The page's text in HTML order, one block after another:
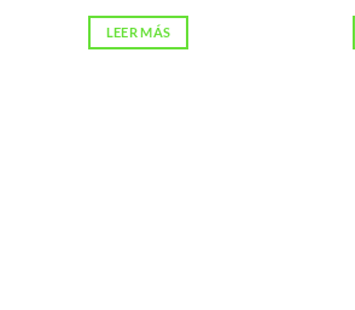
LEER MÁS